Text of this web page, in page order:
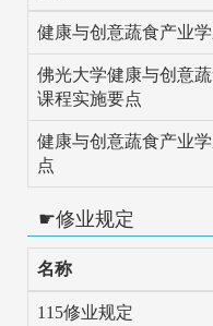
健康与创意蔬食产业
佛光大学健康与创意
课程实施要点
健康与创意蔬食产业
点
修业规定
名称
115修业规定